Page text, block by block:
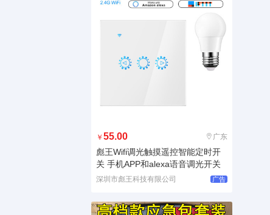
￥ 55.00 广东
彪王Wifi调光触摸遥控智能定时开
关 手机APP和alexa语音调光开关
深圳市彪王科技有限公司 广告